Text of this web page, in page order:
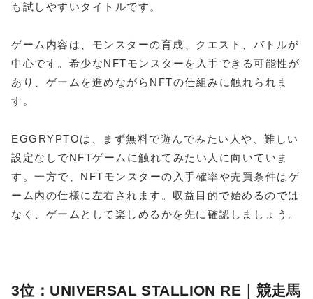
も試しやすいタイトルです。
ゲーム内容は、モンスターの育成、クエスト、バトルが
中心です。希少なNFTモンスターを入手できる可能性が
あり、ゲームを進めながらNFTの仕組みに触れられま
す。
EGGRYPTOは、まず無料で遊んでみたい人や、難しい
設定なしでNFTゲームに触れてみたい人に向いていま
す。一方で、NFTモンスターの入手確率や売買条件はゲ
ーム内の仕様に左右されます。収益目的で始めるのでは
なく、ゲームとして楽しめるかを先に確認しましょう。
3位：UNIVERSAL STALLION RE｜競走馬